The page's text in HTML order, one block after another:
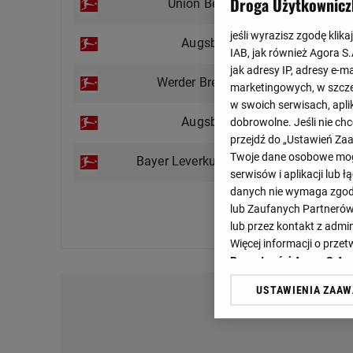
Union Berlin
2 : 0
Augsburg 3 : 1
2 : 0
Werder Brema 1 : 3
0 : 2
Augsburg 1 : 1
Bayer Leverkusen 1 : 2
1 : 1
Zobacz więcej
Droga
jeśli wyrazisz zgodę
IAB, jak również Agora
jak adresy IP, adresy e-
marketingowych, w
w swoich serwisach,
dobrowolne. Jeśli nie
przejdź do „Ustawień
Twoje dane osobowe
serwisów i aplikacji lub
danych nie wymaga
lub Zaufanych
lub przez kontakt z
Więcej informacji o
Prywatności Agora S.A.
Klikając „Akceptuję”
USTAWIENIA